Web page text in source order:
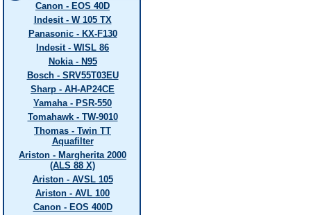
Canon - EOS 40D
Indesit - W 105 TX
Panasonic - KX-F130
Indesit - WISL 86
Nokia - N95
Bosch - SRV55T03EU
Sharp - AH-AP24CE
Yamaha - PSR-550
Tomahawk - TW-9010
Thomas - Twin TT
Aquafilter
Ariston - Margherita 2000
(ALS 88 X)
Ariston - AVSL 105
Ariston - AVL 100
Canon - EOS 400D